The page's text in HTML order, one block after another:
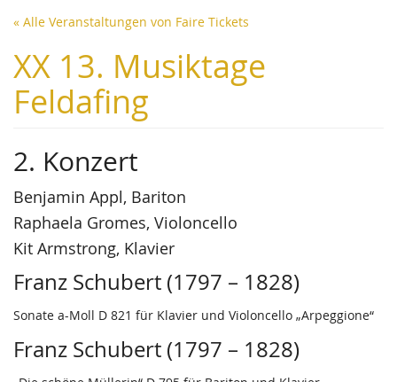
Zum
Inhalt
springen
« Alle Veranstaltungen von Faire Tickets
XX 13. Musiktage
Feldafing
2. Konzert
Benjamin Appl, Bariton
Raphaela Gromes, Violoncello
Kit Armstrong, Klavier
Franz Schubert (1797 – 1828)
Sonate a-Moll D 821 für Klavier und Violoncello „Arpeggione“
Franz Schubert (1797 – 1828)